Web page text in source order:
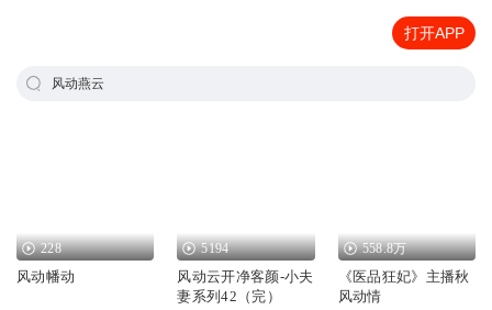
打开APP
风动燕云
228
风动幡动
5194
风动云开净客颜-小夫
妻系列42（完）
558.8万
《医品狂妃》主播秋
风动情